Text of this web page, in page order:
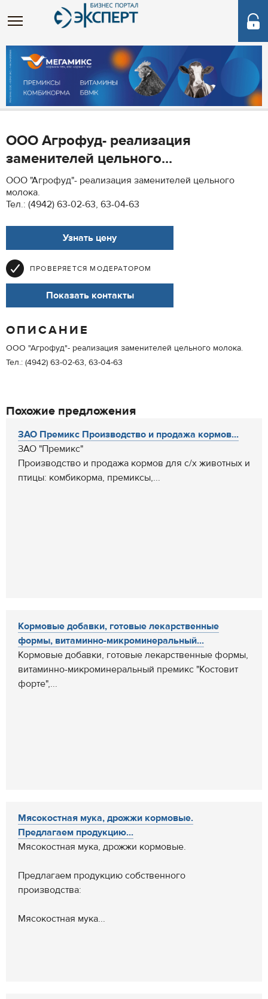
ООО Агрофуд- реализация
заменителей цельного...
ООО "Агрофуд"- реализация заменителей цельного
молока.
Тел.: (4942) 63-02-63, 63-04-63
Узнать цену
ПРОВЕРЯЕТСЯ МОДЕРАТОРОМ
Показать контакты
ОПИСАНИЕ
ООО "Агрофуд"- реализация заменителей цельного молока.
Тел.: (4942) 63-02-63, 63-04-63
Похожие предложения
ЗАО Премикс Производство и продажа кормов...
ЗАО "Премикс"
Производство и продажа кормов для с/х животных и
птицы: комбикорма, премиксы,...
Кормовые добавки, готовые лекарственные
формы, витаминно-микроминеральный...
Кормовые добавки, готовые лекарственные формы,
витаминно-микроминеральный премикс "Костовит
форте",...
Мясокостная мука, дрожжи кормовые.
Предлагаем продукцию...
Мясокостная мука, дрожжи кормовые.
Предлагаем продукцию собственного
производства:
Мясокостная мука...